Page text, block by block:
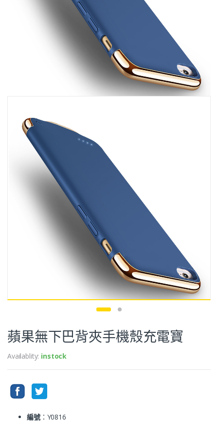
蘋果無下巴背夾手機殼充電寶
Availablity: instock
編號：Y0816